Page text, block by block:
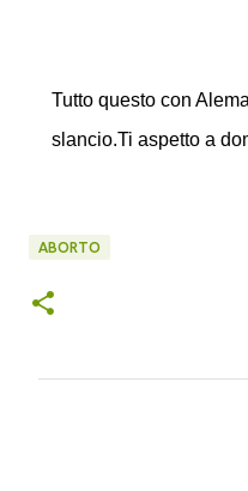
Tutto questo con
slancio.Ti aspetto a
ABORTO